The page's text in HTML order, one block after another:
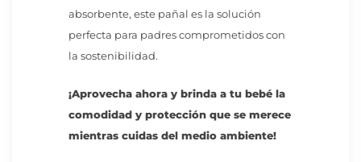
absorbente, este pañal es la solución
perfecta para padres comprometidos con
la sostenibilidad.
¡Aprovecha ahora y brinda a tu bebé la
comodidad y protección que se merece
mientras cuidas del medio ambiente!